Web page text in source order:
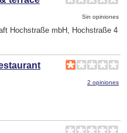
Sin opiniones
Hochstraße mbH, Hochstraße 4
2 opiniones